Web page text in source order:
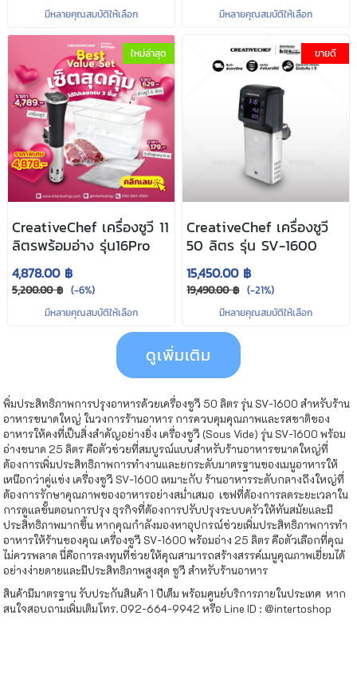
มีหลายคุณสมบัติให้เลือก มีหลายคุณสมบัติให้เลือก
ใหม่ล่าสุด
CreativeChef เครื่องซูวี 11
ลิตรพร้อมอ่าง รุ่น16Pro
4,878.00 ฿
5,200.00 ฿ (-6%)
มีหลายคุณสมบัติให้เลือก
ขายดี
CreativeChef เครื่องซูวี
50 ลิตร รุ่น SV-1600
15,450.00 ฿
19,490.00 ฿ (-21%)
มีหลายคุณสมบัติให้เลือก
ดูเพิ่มเติม
พิ่มประสิทธิภาพการปรุงอาหารด้วยเครื่องซูวี 50 ลิตร รุ่น SV-1600 สำหรับร้าน
อาหารขนาดใหญ่ ในวงการร้านอาหาร การควบคุมคุณภาพและรสชาติของ
อาหารให้คงที่เป็นสิ่งสำคัญอย่างยิ่ง เครื่องซูวี (Sous Vide) รุ่น SV-1600 พร้อม
อ่างขนาด 25 ลิตร คือตัวช่วยที่สมบูรณ์แบบสำหรับร้านอาหารขนาดใหญ่ที่
ต้องการเพิ่มประสิทธิภาพการทำงานและยกระดับมาตรฐานของเมนูอาหารให้
เหนือกว่าคู่แข่ง เครื่องซูวี SV-1600 เหมาะกับ ร้านอาหารระดับกลางถึงใหญ่ที่
ต้องการรักษาคุณภาพของอาหารอย่างสม่ำเสมอ เชฟที่ต้องการลดระยะเวลาใน
การดูแลขั้นตอนการปรุง ธุรกิจที่ต้องการปรับปรุงระบบครัวให้ทันสมัยและมี
ประสิทธิภาพมากขึ้น หากคุณกำลังมองหาอุปกรณ์ช่วยเพิ่มประสิทธิภาพการทำ
อาหารให้ร้านของคุณ เครื่องซูวี SV-1600 พร้อมอ่าง 25 ลิตร คือตัวเลือกที่คุณ
ไม่ควรพลาด นี่คือการลงทุนที่ช่วยให้คุณสามารถสร้างสรรค์เมนูคุณภาพเยี่ยมได้
อย่างง่ายดายและมีประสิทธิภาพสูงสุด ซูวี สำหรับร้านอาหาร
สินค้ามีมาตรฐาน รับประกันสินค้า 1 ปีเต็ม พร้อมศูนย์บริการภายในประเทศ หาก
สนใจสอบถามเพิ่มเติมโทร. 092-664-9942 หรือ Line ID : @intertoshop